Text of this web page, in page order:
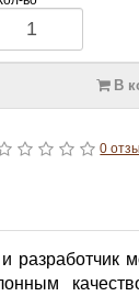
В
0